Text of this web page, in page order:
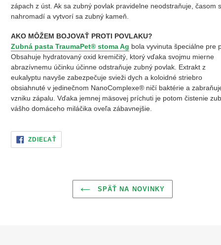
zápach z úst. Ak sa zubný povlak pravidelne neodstraňuje, časom
nahromadí a vytvorí sa zubný kameň.
AKO MÔŽEM BOJOVAŤ PROTI POVLAKU?
Zubná pasta TraumaPet® stoma Ag bola vyvinuta špeciálne pre
Obsahuje hydratovaný oxid kremičitý, ktorý vďaka svojmu mierne
abrazívnemu účinku účinne odstraňuje zubný povlak. Extrakt z
eukalyptu navyše zabezpečuje svieži dych a koloidné striebro
obsiahnuté v jedinečnom NanoComplexe® ničí baktérie a
vzniku zápalu. Vďaka jemnej mäsovej príchuti je potom čistenie
vášho domáceho miláčika oveľa zábavnejšie.
ZDIEĽAŤZDIELAŤ
FACEBOOKU
SPÄŤ NA NOVINKY